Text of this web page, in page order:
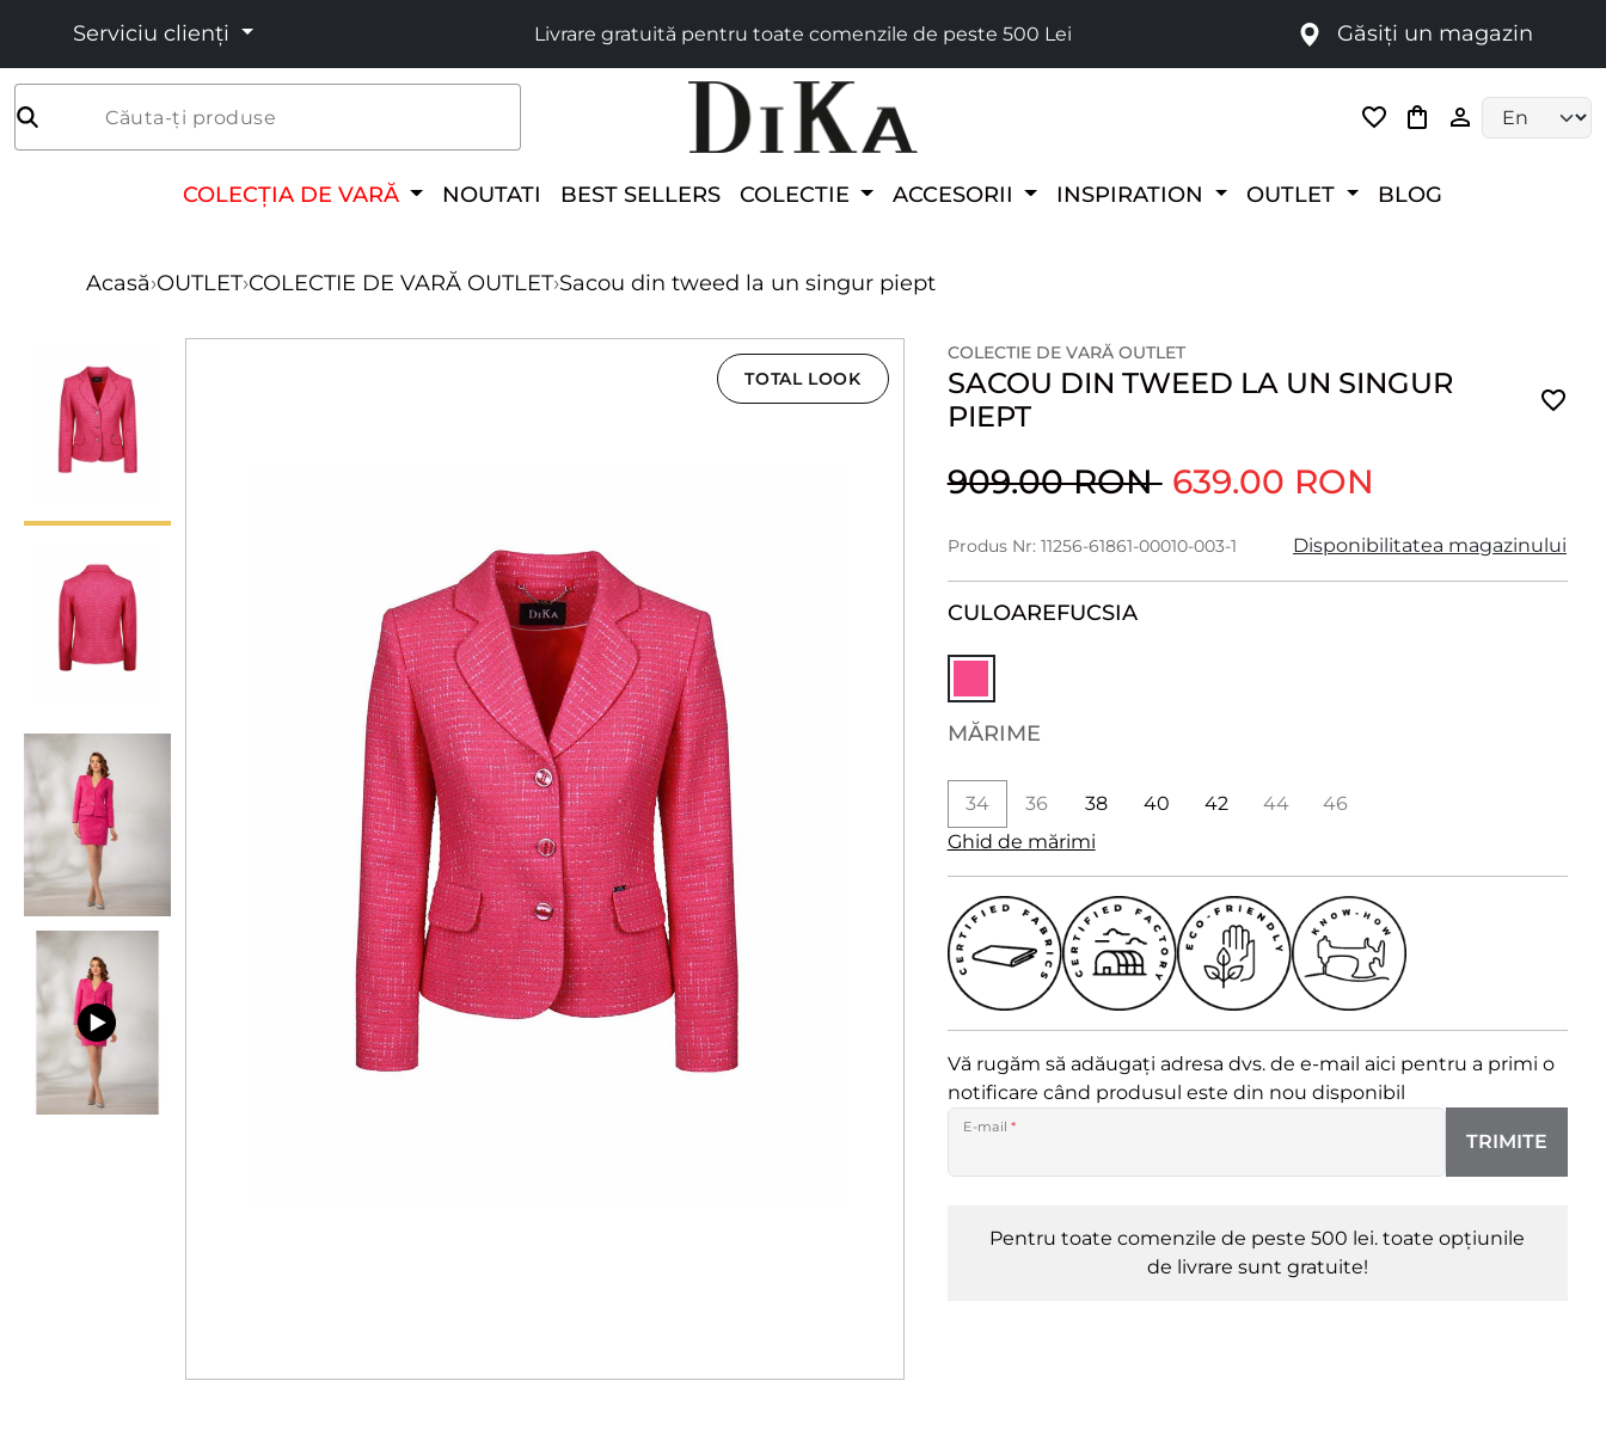
Serviciu clienți Livrare gratuită pentru toate comenzile de peste 500 Lei Găsiți un magazin
Căuta-ți produse
COLECȚIA DE VARĂ NOUTATI BEST SELLERS COLECTIE ACCESORII INSPIRATION OUTLET BLOG
Acasă›OUTLET›COLECTIE DE VARĂ OUTLET›Sacou din tweed la un singur piept
TOTAL LOOK
COLECTIE DE VARĂ OUTLET
SACOU DIN TWEED LA UN SINGUR
PIEPT
909.00 RON 639.00 RON
Produs Nr: 11256-61861-00010-003-1 Disponibilitatea magazinului
CULOAREFUCSIA
MĂRIME
34 36 38 40 42 44
46
Ghid de mărimi
Vă rugăm să adăugați adresa dvs. de e-mail aici pentru a primi o
notificare când produsul este din nou disponibil
E-mail *
TRIMITE
Pentru toate comenzile de peste 500 lei. toate opțiunile
de livrare sunt gratuite!